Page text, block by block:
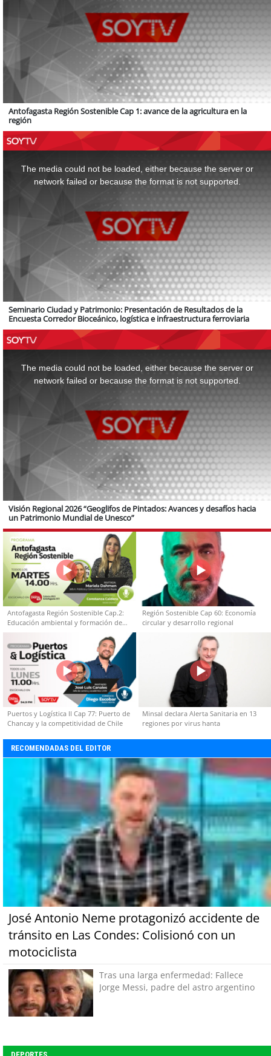
Antofagasta Región Sostenible Cap 1: avance de la agricultura en la
región
The media could not be loaded, either because the server or
network failed or because the format is not supported.
Seminario Ciudad y Patrimonio: Presentación de Resultados de la
Encuesta Corredor Bioceánico, logística e infraestructura ferroviaria
The media could not be loaded, either because the server or
network failed or because the format is not supported.
Visión Regional 2026 “Geoglifos de Pintados: Avances y desafíos hacia
un Patrimonio Mundial de Unesco”
Antofagasta Región Sostenible Cap.2:
Educación ambiental y formación de
capacidades técnicas
Región Sostenible Cap 60: Economía
circular y desarrollo regional
Puertos y Logística II Cap 77: Puerto de
Chancay y la competitividad de Chile
Minsal declara Alerta Sanitaria en 13
regiones por virus hanta
RECOMENDADAS DEL EDITOR
José Antonio Neme protagonizó accidente de
tránsito en Las Condes: Colisionó con un
motociclista
Tras una larga enfermedad: Fallece
Jorge Messi, padre del astro argentino